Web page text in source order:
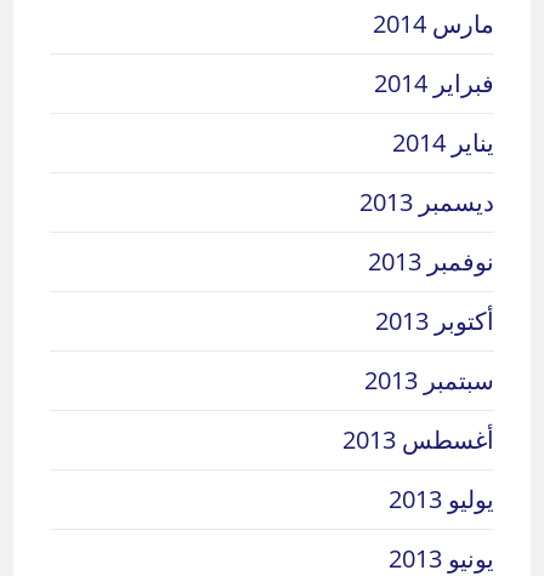
مارس 2014
فبراير 2014
يناير 2014
ديسمبر 2013
نوفمبر 2013
أكتوبر 2013
سبتمبر 2013
أغسطس 2013
يوليو 2013
يونيو 2013